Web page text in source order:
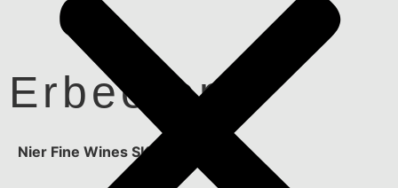
Erbeeren
Nier Fine Wines SK, s.r.o.